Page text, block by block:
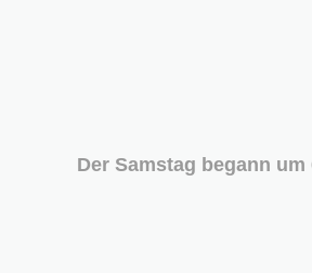
Der Samstag begann um